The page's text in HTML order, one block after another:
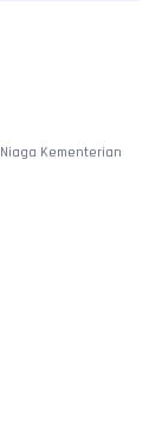
Kementerian